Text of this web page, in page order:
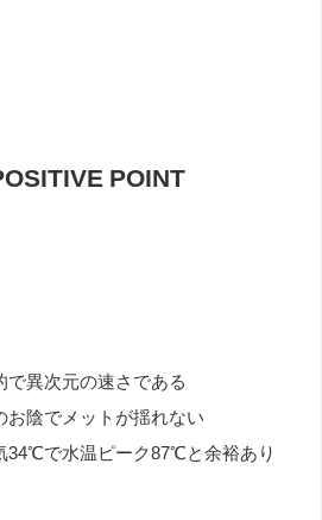
POINT
で異次元の速さである
お陰でメットが揺れない
34℃で水温ピーク87℃と余裕あり